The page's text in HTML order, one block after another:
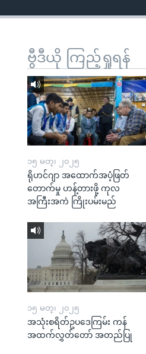
ဗွီဒီယို ကြည့်ရှုရန်
၁၅ မတ္၊ ၂၀၂၅
ရိုဟင်ဂျာ အထောက်အပံ့ဖြတ်
တောက်မှု ဟန့်တားဖို့ ကုလ
အကြီးအကဲ ကြိုးပမ်းမည်
၁၅ မတ္၊ ၂၀၂၅
အသုံးစရိတ်ဥပဒေကြမ်း ကန်
အထက်လွှတ်တော် အတည်ပြု